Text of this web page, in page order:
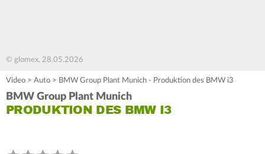
© glomex, 28.05.2026
Video > Auto > BMW Group Plant Munich - Produktion des BMW i3
BMW Group Plant Munich
PRODUKTION DES BMW I3